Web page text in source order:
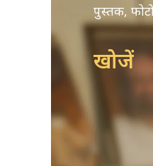
पुस्तक,
खोजें